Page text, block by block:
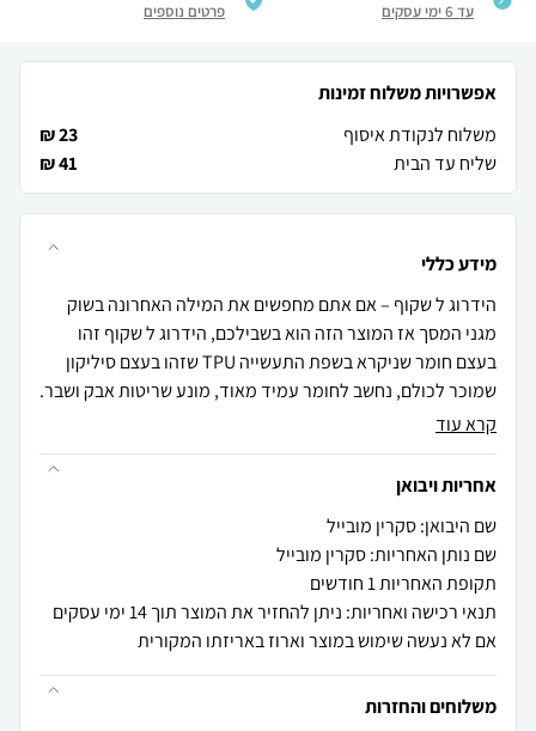
עד 6 ימי עסקים
פרטים נוספים
אפשרויות משלוח זמינות
משלוח לנקודת איסוף
23 ₪
שליח עד הבית
41 ₪
מידע כללי
הידרוג ל שקוף – אם אתם מחפשים את המילה האחרונה בשוק
מגני המסך אז המוצר הזה הוא בשבילכם, הידרוג ל שקוף זהו
בעצם חומר שניקרא בשפת התעשייה TPU שזהו בעצם סיליקון
שמוכר לכולם, נחשב לחומר עמיד מאוד, מונע שריטות אבק ושבר.
קרא עוד
אחריות ויבואן
שם היבואן: סקרין מובייל
שם נותן האחריות: סקרין מובייל
תקופת האחריות 1 חודשים
תנאי רכישה ואחריות: ניתן להחזיר את המוצר תוך 14 ימי עסקים
אם לא נעשה שימוש במוצר וארוז באריזתו המקורית
משלוחים והחזרות